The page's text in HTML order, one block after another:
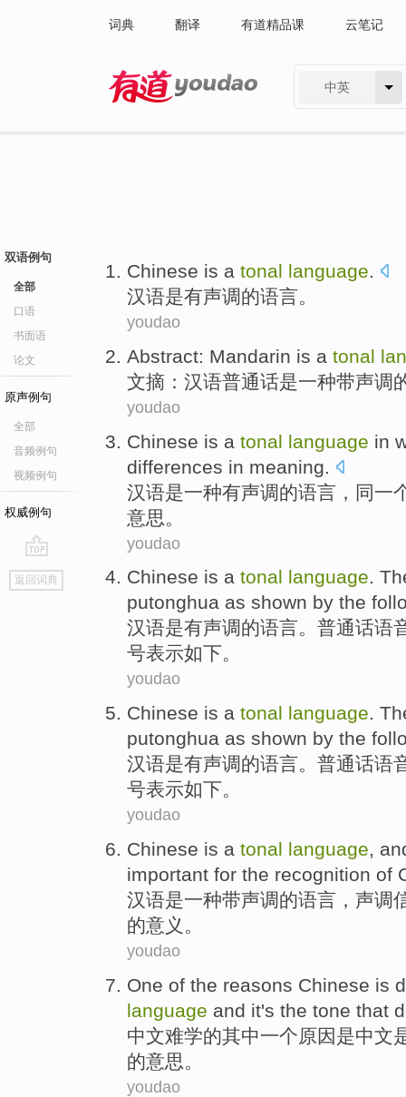
词典 翻译 有道精品课 云笔记
中英
双语例句
全部
口语
书面语
论文
原声例句
全部
音频例句
视频例句
权威例句
go
top
返回词典
Chinese is a tonal language.
汉语是有声调的语言。
youdao
Abstract: Mandarin is a tonal
文摘 ： 汉语普通话是一种带声调
youdao
Chinese is a tonal language in
differences in meaning
汉语是一种有声调的语言 ，同一
意思 。
youdao
Chinese is a tonal language.
putonghua as shown by the
汉语是有声调的语言。 普通话语
号表示如下。
youdao
Chinese is a tonal language.
putonghua as shown by the
汉语是有声调的语言。 普通话语
号表示如下。
youdao
Chinese is a tonal language,
important for the recognition of
汉语是一种带声调的语言 ， 声调
的意义。
youdao
One of the reasons Chinese is
language and it's the tone that
中文难学的其中一个原因是中文
的意思。
youdao